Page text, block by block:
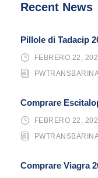
Recent News
Pillole di Tadacip
FEBRERO 22,
Comprare
FEBRERO 22,
Comprare Viagra